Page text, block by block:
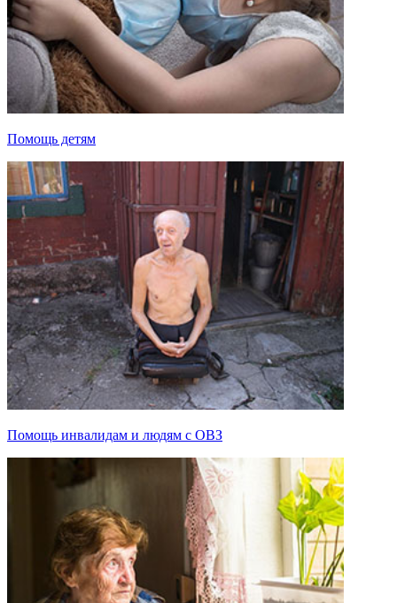
Помощь детям
Помощь инвалидам и людям с ОВЗ